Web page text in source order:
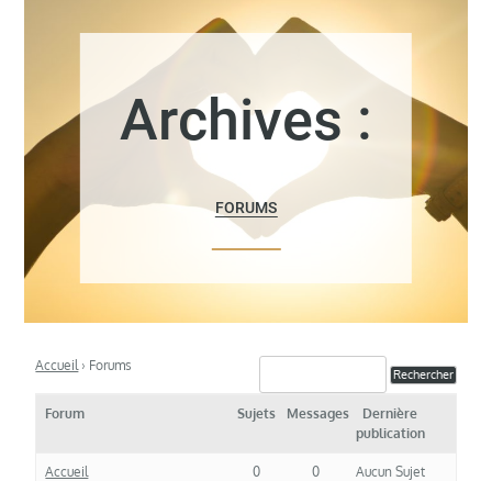
Archives :
FORUMS
Accueil › Forums
Forum Sujets Messages
Dernière
publication
Accueil 0 0 Aucun Sujet